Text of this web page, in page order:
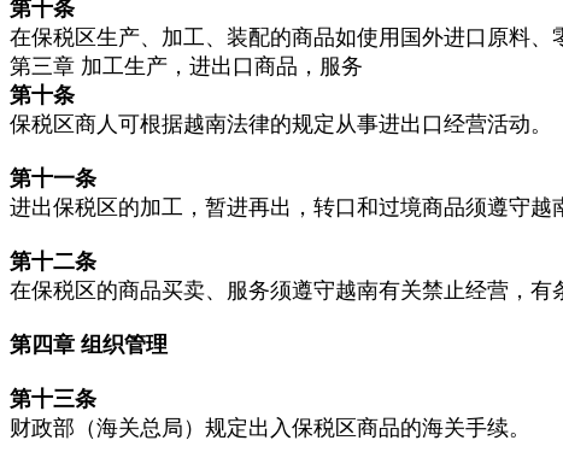
第十条
在保税区生产、加工、装配的商品如使用国外进口原料
第三章 加工生产，进出口商品，服务
第十条
保税区商人可根据越南法律的规定从事进出口经营活动。
第十一条
进出保税区的加工，暂进再出，转口和过境商品须遵守越
第十二条
在保税区的商品买卖、服务须遵守越南有关禁止经营，有
第四章 组织管理
第十三条
财政部（海关总局）规定出入保税区商品的海关手续。